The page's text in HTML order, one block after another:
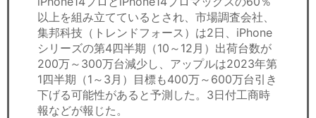
以上を組み立てているとされ、市場調査会社、
集邦科技（トレンドフォース）は2日、iPhone
シリーズの第4四半期（10～12月）出荷台数が
200万～300万台減少し、アップルは2023年第
1四半期（1～3月）目標も400万～600万台引き
下げる可能性があると予測した。3日付工商時
報などが報じた。